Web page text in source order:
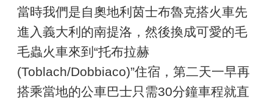
當時我們是自奧地利茵士布魯克搭火車先
進入義大利的南提洛，然後換成可愛的毛
毛蟲火車來到“托布拉赫
(Toblach/Dobbiaco)”住宿，第二天一早再
搭乘當地的公車巴士只需30分鐘車程就直